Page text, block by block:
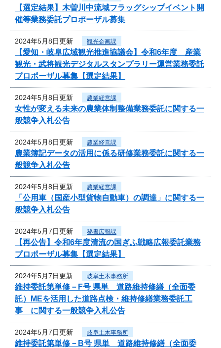
【選定結果】木曽川中流域フラッグシップイベント開
催等業務委託プロポーザル募集
2024年5月8日更新 観光企画課
【愛知・岐阜広域観光推進協議会】令和6年度 産業
観光・武将観光デジタルスタンプラリー運営業務委託
プロポーザル募集【選定結果】
2024年5月8日更新 農業経営課
女性が変える未来の農業体制整備業務委託に関する一
般競争入札公告
2024年5月8日更新 農業経営課
農業簿記データの活用に係る研修業務委託に関する一
般競争入札公告
2024年5月8日更新 農業経営課
「公用車（国産小型貨物自動車）の調達」に関する一
般競争入札公告
2024年5月7日更新 秘書広報課
【再公告】令和6年度清流の国ぎふ戦略広報委託業務
プロポーザル募集【選定結果】
2024年5月7日更新 岐阜土木事務所
維持委託第単修－F号 県単 道路維持修繕（全面委
託）MEを活用した道路点検・維持修繕業務委託工
事 に関する一般競争入札公告
2024年5月7日更新 岐阜土木事務所
維持委託第単修－B号 県単 道路維持修繕（全面委